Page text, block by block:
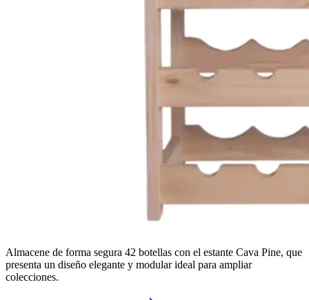
Almacene de forma segura 42 botellas con el estante Cava Pine, que
presenta un diseño elegante y modular ideal para ampliar
colecciones.